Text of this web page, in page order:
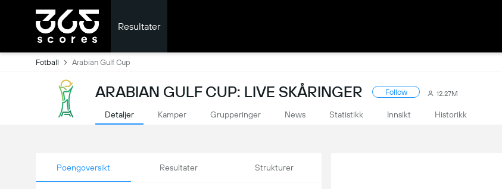
Resultater
Fotball Arabian Gulf Cup
ARABIAN GULF CUP: LIVE SKÅRINGER Follow 12.27M
Detaljer Kamper Grupperinger News Statistikk Innsikt Historikk
Poengoversikt Resultater Strukturer